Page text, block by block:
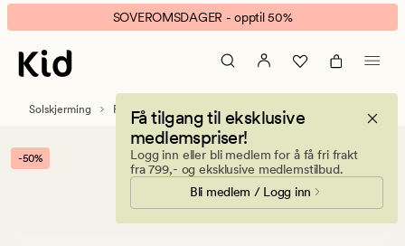
Alu
Blind
25mm
metallpersienne
banner.
Klikk
ESCAPE
pause.
SOVEROMSDAGER - opptil 50%
Få tilgang til eksklusive
medlemspriser!
Logg inn eller bli medlem for å få fri frakt
fra 799,- og eksklusive medlemstilbud.
Bli medlem / Logg inn
Solskjerming Persienner
-50%